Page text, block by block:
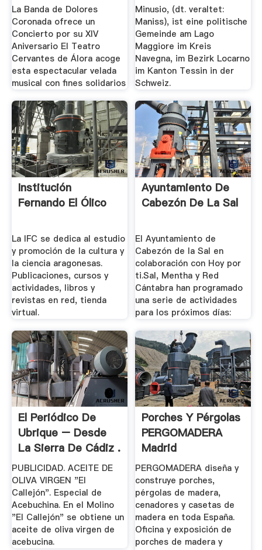
La Banda de Dolores
Coronada ofrece un
Concierto por su XIV
Aniversario El Teatro
Cervantes de Álora acoge
esta espectacular velada
musical con fines solidarios
Minusio, (dt. veraltet:
Maniss), ist eine politische
Gemeinde am Lago
Maggiore im Kreis
Navegna, im Bezirk Locarno
im Kanton Tessin in der
Schweiz.
Institución
Fernando El Ólico
La IFC se dedica al estudio
y promoción de la cultura y
la ciencia aragonesas.
Publicaciones, cursos y
actividades, libros y
revistas en red, tienda
virtual.
Ayuntamiento De
Cabezón De La Sal
El Ayuntamiento de
Cabezón de la Sal en
colaboración con Hoy por
ti.Sal, Mentha y Red
Cántabra han programado
una serie de actividades
para los próximos días:
El Periódico De
Ubrique – Desde
La Sierra De Cádiz .
PUBLICIDAD. ACEITE DE
OLIVA VIRGEN "El
Callejón". Especial de
Acebuchina. En el Molino
"El Callejón" se obtiene un
aceite de oliva virgen de
acebucina.
Porches Y Pérgolas
PERGOMADERA
Madrid
PERGOMADERA diseña y
construye porches,
pérgolas de madera,
cenadores y casetas de
madera en toda España.
Oficina y exposición de
porches de madera y